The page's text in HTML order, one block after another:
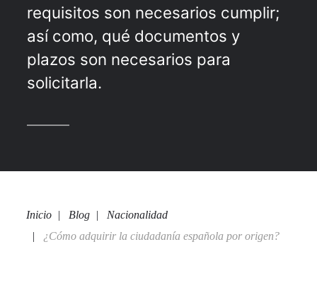
requisitos son necesarios cumplir;
así como, qué documentos y
plazos son necesarios para
solicitarla.
Inicio Blog
Nacionalidad
¿Cómo adquirir la ciudadanía española por origen?